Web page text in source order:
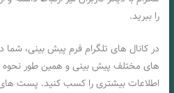
را ببرید.
در کانال های تلگرام فرم پیش بینی، شما
های مختلف پیش بینی و همین طور نحوه
اطلاعات بیشتری را کسب کنید. پست